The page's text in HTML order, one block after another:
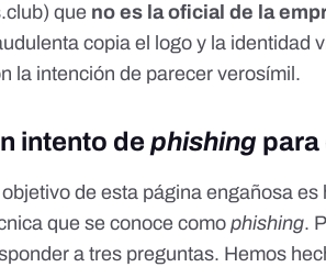
que no es la oficial de la
copia el logo y la identidad
la intención de parecer verosímil.
intento dephishing para
objetivo de esta página engañosa
que se conoce comophishing.
a tres preguntas. Hemos